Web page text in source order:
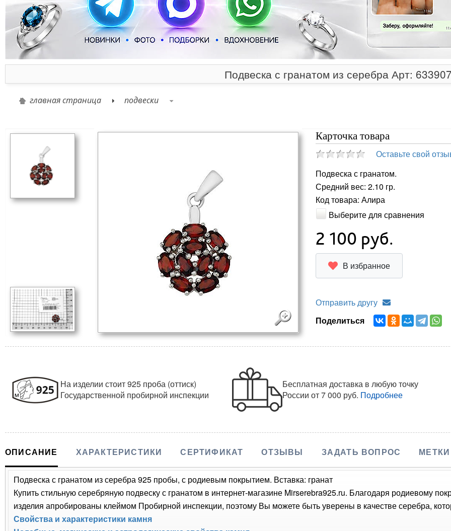
Подвеска с гранатом из серебра Арт:
главная страница подвески
Карточка товара
Оставьте свой
Подвеска с гранатом.
Средний вес: 2.10 гр.
Код товара: Алира
Выберите для сравнения
2 100 руб.
В избранное
Отправить другу
Поделиться
На изделии стоит 925 проба (оттиск)
Государственной пробирной инспекции
Бесплатная доставка в любую точку
Россииот 7 000 руб. Подробнее
ОПИСАНИЕ ХАРАКТЕРИСТИКИ СЕРТИФИКАТ ОТЗЫВЫ ЗАДАТЬ ВОПРОС МЕТКИ
Подвеска с гранатом из серебра 925 пробы, с родиевым покрытием. Вставка: гранат
Купить стильную серебряную подвеску с гранатом в интернет-магазине Mirserebra925.ru. Благодаря родиевому
изделия апробированы клеймом Пробирной инспекции, поэтому Вы можете быть уверены в качестве серебра,
Свойства и характеристики камня